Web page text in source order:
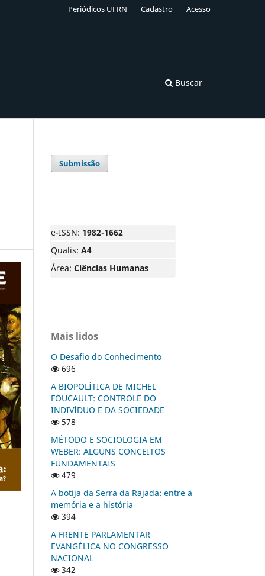
Buscar
Periódicos UFRN Cadastro Acesso
Submissão
e-ISSN: 1982-1662
Qualis: A4
Área: Ciências Humanas
Mais lidos
O Desafio do Conhecimento
696
A BIOPOLÍTICA DE MICHEL
FOUCAULT: CONTROLE DO
INDIVÍDUO E DA SOCIEDADE
578
MÉTODO E SOCIOLOGIA EM
WEBER: ALGUNS CONCEITOS
FUNDAMENTAIS
479
A botija da Serra da Rajada: entre a
memória e a história
394
A FRENTE PARLAMENTAR
EVANGÉLICA NO CONGRESSO
NACIONAL
342